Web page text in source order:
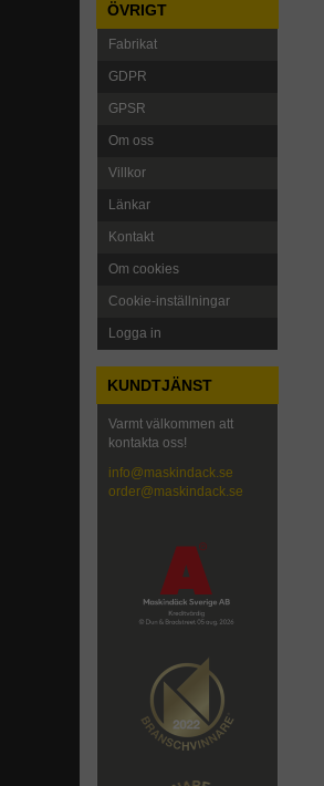
ÖVRIGT
Fabrikat
GDPR
GPSR
Om oss
Villkor
Länkar
Kontakt
Om cookies
Cookie-inställningar
Logga in
KUNDTJÄNST
Varmt välkommen att
kontakta oss!
info@maskindack.se
order@maskindack.se